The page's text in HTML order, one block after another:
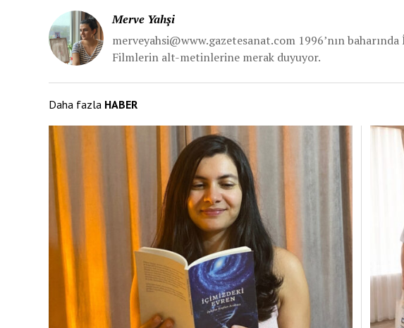
Merve Yahşi
merveyahsi@www.gazetesanat.com 1996’nın
Filmlerin alt-metinlerine merak duyuyor.
Daha fazla HABER